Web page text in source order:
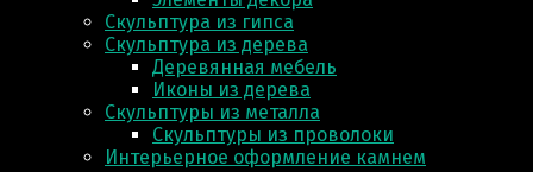
Скульптура из гипса
Скульптура из деревa
Деревянная мебель
Иконы из дерева
Скульптуры из металла
Скульптуры из проволоки
Интерьерное оформление камнем